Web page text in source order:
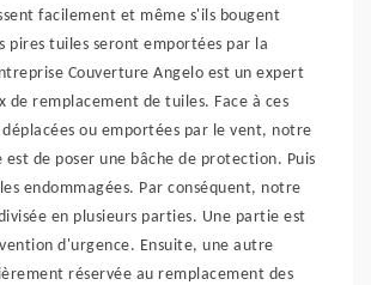
facilement et même s'ils bougent
pires tuiles seront emportées par la
Couverture Angelo est un expert
de remplacement de tuiles. Face à ces
ou emportées par le vent, notre
de poser une bâche de protection. Puis
endommagées. Par conséquent, notre
en plusieurs parties. Une partie est
d'urgence. Ensuite, une autre
réservée au remplacement des